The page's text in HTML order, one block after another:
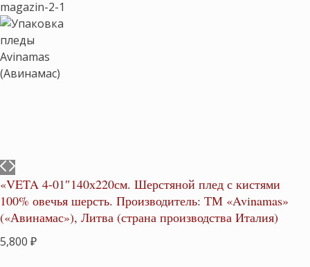
«VETA 4-01″140х220см. Шерстяной плед с кистями
100% овечья шерсть. Производитель: ТМ «Avinamas»
(«Авинамас»), Литва (страна производства Италия)
5,800 ₽